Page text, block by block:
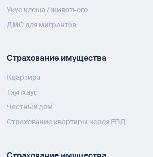
Укус клеща / животного
ДМС для мигрантов
Страхование имущества
Квартира
Таунхаус
Частный дом
Страхование квартиры через ЕПД